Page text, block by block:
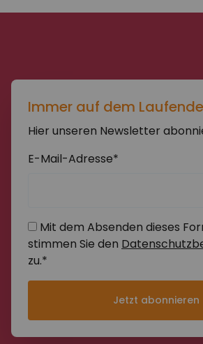
Immer auf dem
Hier unseren Newsletter
E-Mail-Adresse*
Mit dem Absenden dieses
stimmen Sie den
zu.*
Jetzt abonnieren